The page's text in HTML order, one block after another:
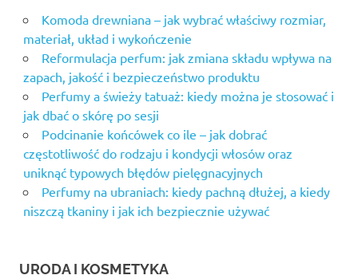
Komoda drewniana – jak wybrać właściwy rozmiar,
materiał, układ i wykończenie
Reformulacja perfum: jak zmiana składu wpływa na
zapach, jakość i bezpieczeństwo produktu
Perfumy a świeży tatuaż: kiedy można je stosować i
jak dbać o skórę po sesji
Podcinanie końcówek co ile – jak dobrać
częstotliwość do rodzaju i kondycji włosów oraz
uniknąć typowych błędów pielęgnacyjnych
Perfumy na ubraniach: kiedy pachną dłużej, a kiedy
niszczą tkaniny i jak ich bezpiecznie używać
URODA I KOSMETYKA